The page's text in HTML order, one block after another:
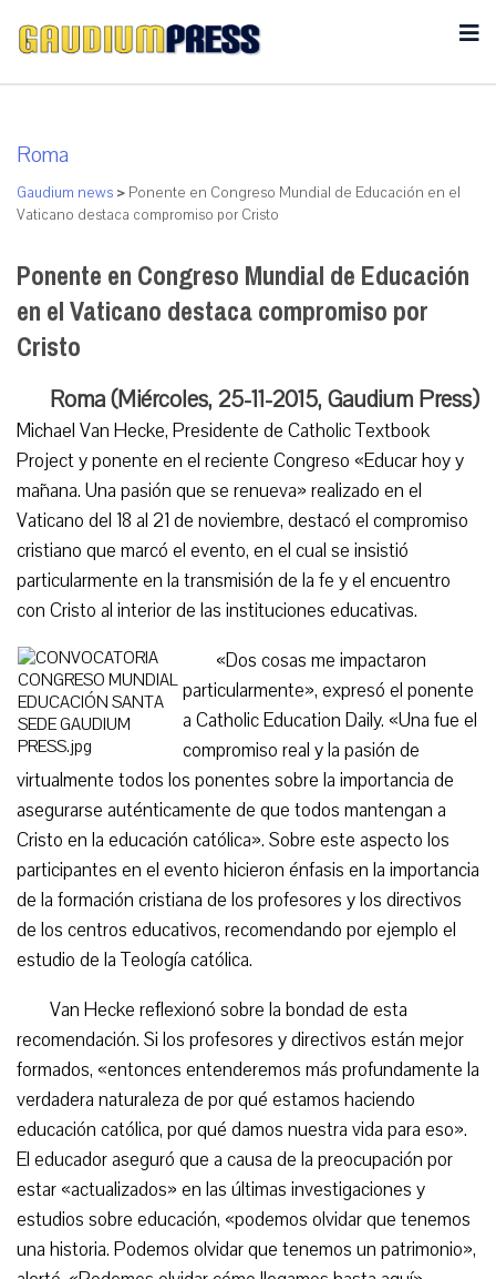
Roma
Gaudium news > Ponente en Congreso Mundial de Educación en el
Vaticano destaca compromiso por Cristo
Ponente en Congreso Mundial de Educación
en el Vaticano destaca compromiso por
Cristo
Roma (Miércoles, 25-11-2015, Gaudium Press)
Michael Van Hecke, Presidente de Catholic Textbook
Project y ponente en el reciente Congreso «Educar hoy y
mañana. Una pasión que se renueva» realizado en el
Vaticano del 18 al 21 de noviembre, destacó el compromiso
cristiano que marcó el evento, en el cual se insistió
particularmente en la transmisión de la fe y el encuentro
con Cristo al interior de las instituciones educativas.
«Dos cosas me impactaron
particularmente», expresó el ponente
a Catholic Education Daily. «Una fue el
compromiso real y la pasión de
virtualmente todos los ponentes sobre la importancia de
asegurarse auténticamente de que todos mantengan a
Cristo en la educación católica». Sobre este aspecto los
participantes en el evento hicieron énfasis en la importancia
de la formación cristiana de los profesores y los directivos
de los centros educativos, recomendando por ejemplo el
estudio de la Teología católica.
Van Hecke reflexionó sobre la bondad de esta
recomendación. Si los profesores y directivos están mejor
formados, «entonces entenderemos más profundamente la
verdadera naturaleza de por qué estamos haciendo
educación católica, por qué damos nuestra vida para eso».
El educador aseguró que a causa de la preocupación por
estar «actualizados» en las últimas investigaciones y
estudios sobre educación, «podemos olvidar que tenemos
una historia. Podemos olvidar que tenemos un patrimonio»,